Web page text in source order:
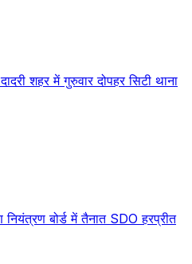
शहर में गुरुवार दोपहर सिटी थाना
बोर्ड में तैनात SDO हरप्रीत